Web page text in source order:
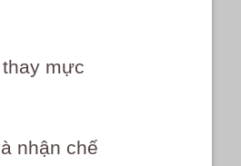
mực
nhận chế